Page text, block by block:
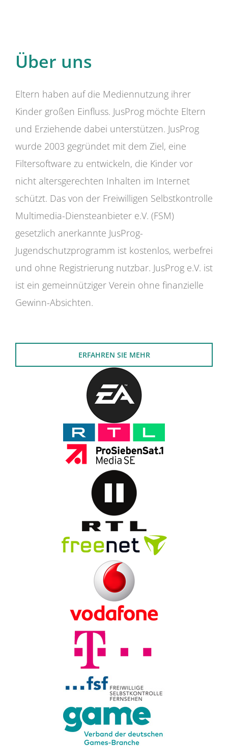
Über uns
Eltern haben auf die Mediennutzung ihrer
Kinder großen Einfluss. JusProg möchte Eltern
und Erziehende dabei unterstützen. JusProg
wurde 2003 gegründet mit dem Ziel, eine
Filtersoftware zu entwickeln, die Kinder vor
nicht altersgerechten Inhalten im Internet
schützt. Das von der Freiwilligen Selbstkontrolle
Multimedia-Diensteanbieter e.V. (FSM)
gesetzlich anerkannte JusProg-
Jugendschutzprogramm ist kostenlos, werbefrei
und ohne Registrierung nutzbar. JusProg e.V. ist
ist ein gemeinnütziger Verein ohne finanzielle
Gewinn-Absichten.
ERFAHREN SIE MEHR